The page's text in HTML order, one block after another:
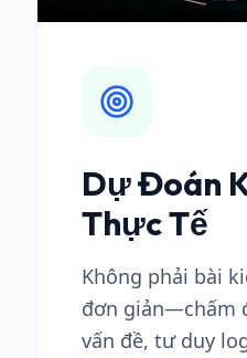
Dự Đoán
Thực Tế
Không phải bài
đơn giản—chấm
vấn đề, tư duy